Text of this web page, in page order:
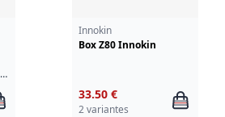
Cassis, fraise des bois, mûre, fraîcheur
Innokin
Box Z80 Innokin
33.50 €
2 variantes